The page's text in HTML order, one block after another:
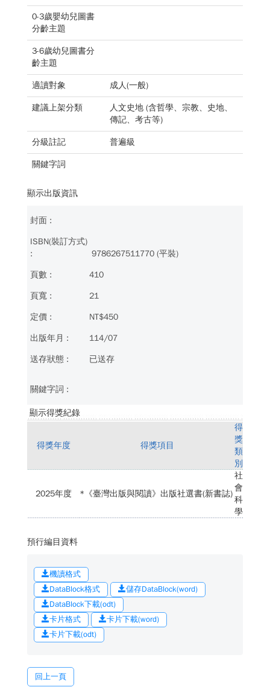
0-3歲嬰幼兒圖書
分齡主題
3-6歲幼兒圖書分
齡主題
適讀對象 成人(一般)
建議上架分類
人文史地 (含哲學、宗教、史地、
傳記、考古等)
分級註記 普遍級
關鍵字詞
顯示出版資訊
9786267511770 (平裝)
410
21
NT$450
114/07
已送存
顯示得獎紀錄
得獎年度 得獎項目
得
獎
類
別
2025年度 *《臺灣出版與閱讀》出版社選書(新書誌)
社
會
科
學
預行編目資料
機讀格式
DataBlock格式
儲存DataBlock(word)
DataBlock下載(odt)
卡片格式
卡片下載(word)
卡片下載(odt)
回上一頁